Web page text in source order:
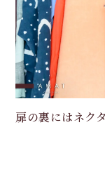
扉の裏にはネク